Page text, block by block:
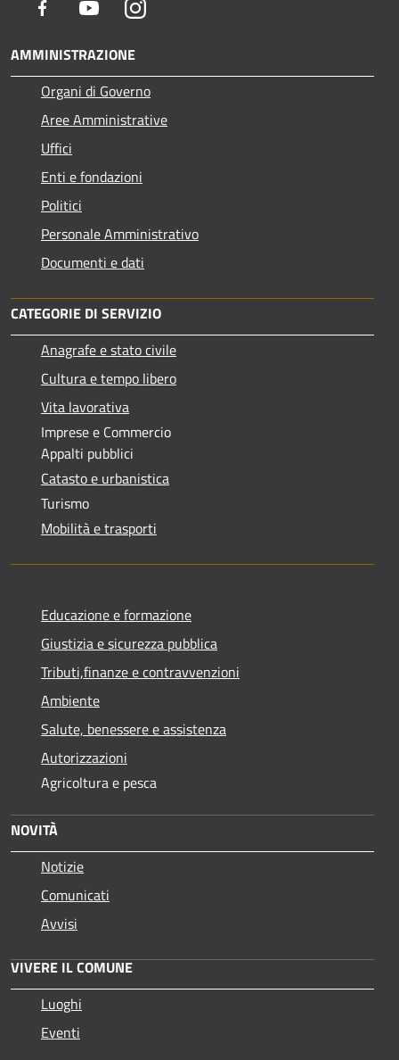
Facebook YoutubeInstagram
AMMINISTRAZIONE
Organi di Governo
Aree Amministrative
Uffici
Enti e fondazioni
Politici
Personale Amministrativo
Documenti e dati
CATEGORIE DI SERVIZIO
Anagrafe e stato civile
Cultura e tempo libero
Vita lavorativa
Imprese e Commercio
Appalti pubblici
Catasto e urbanistica
Turismo
Mobilità e trasporti
Educazione e formazione
Giustizia e sicurezza pubblica
Tributi,finanze e contravvenzioni
Ambiente
Salute, benessere e assistenza
Autorizzazioni
Agricoltura e pesca
NOVITÀ
Notizie
Comunicati
Avvisi
VIVERE IL COMUNE
Luoghi
Eventi